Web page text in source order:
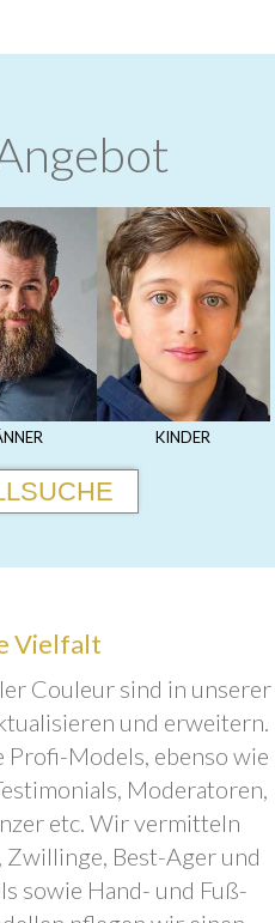
KINDER
Vielfalt
Couleur sind in unserer
und erweitern.
Models, ebenso wie
Moderatoren,
etc. Wir vermitteln
Zwillinge, Best-Ager und
sowie Hand- und Fuß-